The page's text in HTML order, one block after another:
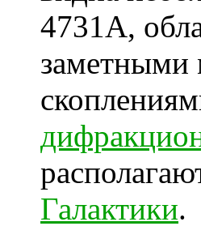
4731A,
заметными
Галактики.